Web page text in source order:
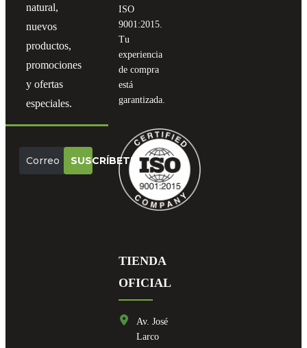
natural,
nuevos
productos,
promociones
y ofertas
especiales.
SUSCRÍBETE
ISO
9001:2015.
Tu
experiencia
de compra
está
garantizada.
TIENDA
OFICIAL
Av. José
Larco